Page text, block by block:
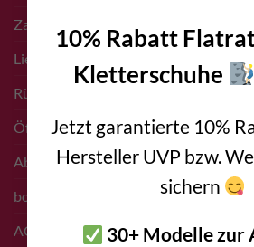
10% Rabatt
Kletterschuhe
Jetzt garantierte 10%
Hersteller UVP bzw.
sichern
30+ Modelle zur
Zahlungsarten
Liefer- & Versand Infos
Rücksendungen
Öffnungszeiten Shop
Abholung vor Ort
bolting.eu Gutschein
AGB